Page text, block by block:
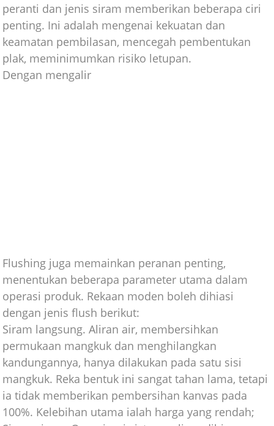
peranti dan jenis siram memberikan beberapa ciri
penting. Ini adalah mengenai kekuatan dan
keamatan pembilasan, mencegah pembentukan
plak, meminimumkan risiko letupan.
Dengan mengalir
Flushing juga memainkan peranan penting,
menentukan beberapa parameter utama dalam
operasi produk. Rekaan moden boleh dihiasi
dengan jenis flush berikut:
Siram langsung. Aliran air, membersihkan
permukaan mangkuk dan menghilangkan
kandungannya, hanya dilakukan pada satu sisi
mangkuk. Reka bentuk ini sangat tahan lama, tetapi
ia tidak memberikan pembersihan kanvas pada
100%. Kelebihan utama ialah harga yang rendah;